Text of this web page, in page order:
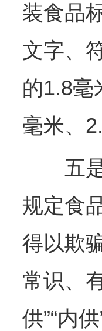
装食品
文字、
的1.8毫
毫米、
五是
规定食
得以欺
常识、
供”“内